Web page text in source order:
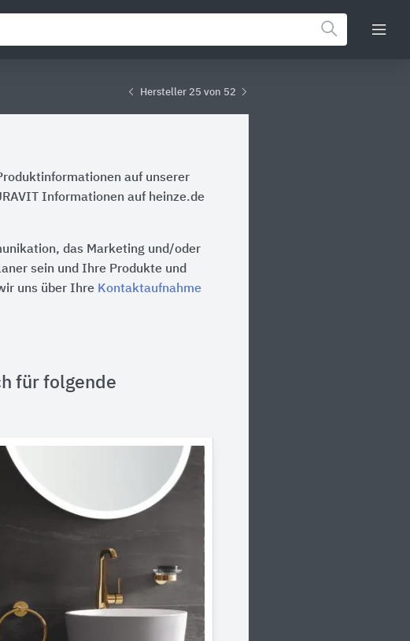
Hersteller 25 von 52
auf unserer
Informationen auf heinze.de
das Marketing und/oder
sein und Ihre Produkte und
uns über Ihre Kontaktaufnahme
für folgende